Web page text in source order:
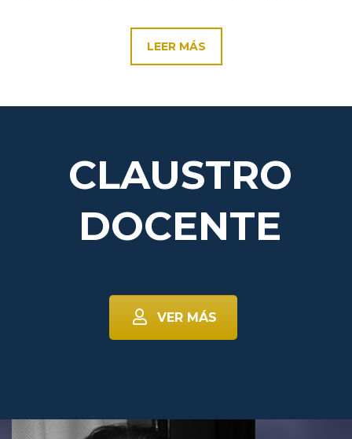
LEER MÁS
CLAUSTRO
DOCENTE
VER MÁS